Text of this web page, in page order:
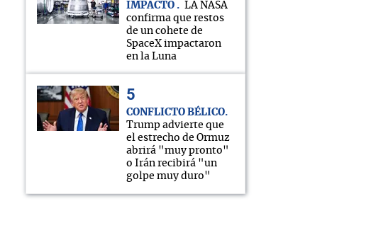
IMPACTO
LA NASA
confirma que restos
de un cohete de
SpaceX impactaron
en la Luna
CONFLICTO BÉLICO
Trump advierte que
el estrecho de Ormuz
abrirá "muy pronto"
o Irán recibirá "un
golpe muy duro"